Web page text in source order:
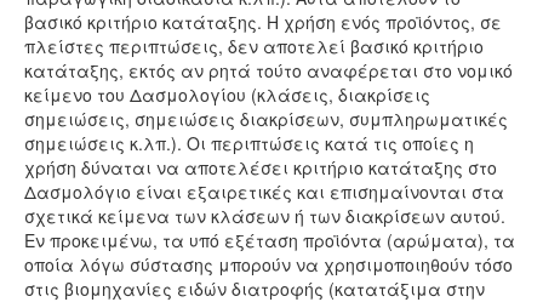
βασικό κριτήριο κατάταξης. Η χρήση ενός προϊόντος, σε
πλείστες περιπτώσεις, δεν αποτελεί βασικό κριτήριο
κατάταξης, εκτός αν ρητά τούτο αναφέρεται στο νομικό
κείμενο του Δασμολογίου (κλάσεις, διακρίσεις
σημειώσεις, σημειώσεις διακρίσεων, συμπληρωματικές
σημειώσεις κ.λπ.). Οι περιπτώσεις κατά τις οποίες η
χρήση δύναται να αποτελέσει κριτήριο κατάταξης στο
Δασμολόγιο είναι εξαιρετικές και επισημαίνονται στα
σχετικά κείμενα των κλάσεων ή των διακρίσεων αυτού.
Εν προκειμένω, τα υπό εξέταση προϊόντα (αρώματα), τα
οποία λόγω σύστασης μπορούν να χρησιμοποιηθούν τόσο
στις βιομηχανίες ειδών διατροφής (κατατάξιμα στην